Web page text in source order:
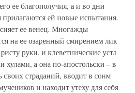
ее благополучия, а и во дни
ей новые испытания.
ее венец. Многажды
на ее озаренный смирением лик
руки, и клеветнические уста
хулами, а она по-апостольски – в
своих страданий, вводит в сонм
и находит утеху для себя